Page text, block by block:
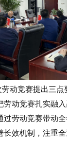
动竞赛提出三点
劳动竞赛扎实融
过劳动竞赛带动
长效机制，注重